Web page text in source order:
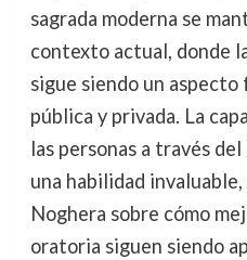
sagrada moderna se
contexto actual, donde
sigue siendo un
pública y privada. La
las personas a través
una habilidad
Noghera sobre cómo
oratoria siguen siendo